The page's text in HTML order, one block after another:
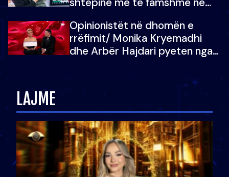
vajzën e tij
Opinionistët në dhomën e
rrëfimit/ Monika Kryemadhi
dhe Arbër Hajdari pyeten nga
zëvendësonit njëri-tjetrin?
LAJME